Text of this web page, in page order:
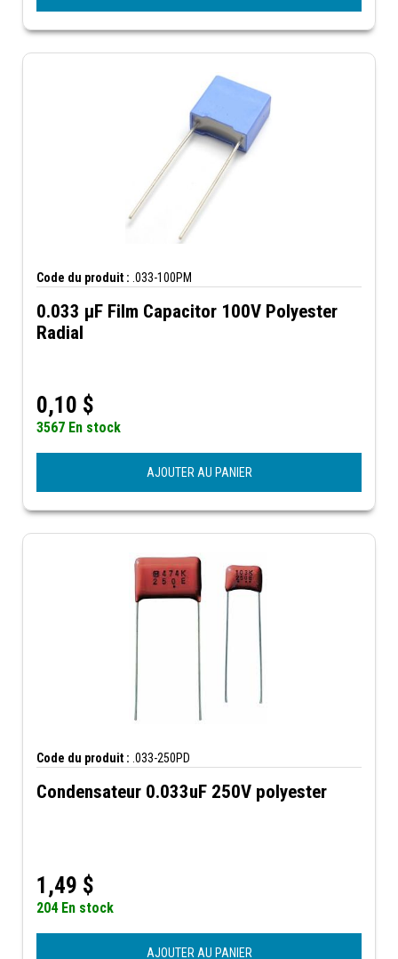
Code du produit : .033-100PM
0.033 µF Film Capacitor 100V Polyester
Radial
0,10 $
3567 En stock
AJOUTER AU PANIER
Code du produit : .033-250PD
Condensateur 0.033uF 250V polyester
1,49 $
204 En stock
AJOUTER AU PANIER